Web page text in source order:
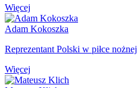
Więcej
Adam Kokoszka
Reprezentant Polski w piłce nożnej
Więcej